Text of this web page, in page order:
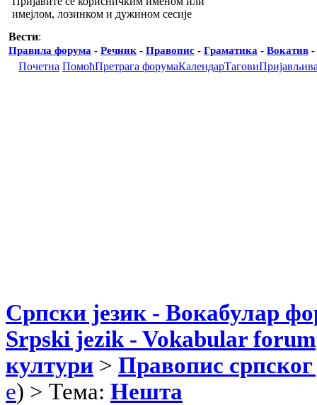
имејлом, лозинком и дужином сесије
Вести:
Правила форума - Речник - Правопис - Граматика - Вокатив -
Почетна ПомоћПретрага форумаКалендарТагови
Српски језик - Вокабулар
Srpski jezik - Vokabular forum
култури > Правопис српског
e) > Тема: Нешта